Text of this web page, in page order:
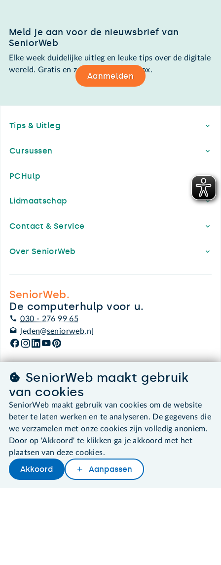
Later lezenDelenWoordenboek
Meld je aan voor de nieuwsbrief van
SeniorWeb
Elke week duidelijke uitleg en leuke tips over de digitale
wereld. Gratis en zomaar in de mailbox.
Aanmelden
Tips & Uitleg
Cursussen
PCHulp
Lidmaatschap
Contact & Service
Over SeniorWeb
SeniorWeb.
De computerhulp voor u.
030 - 276 99 65
leden@seniorweb.nl
©2026 SeniorWeb
Algemene voorwaarden
Cookies en cookie-instellingen
Disclaimer
Privacybeleid
About SeniorWeb
SeniorWeb maakt gebruik
van cookies
SeniorWeb maakt gebruik van cookies om de website
beter te laten werken en te analyseren. De gegevens die
we verzamelen met onze cookies zijn volledig anoniem.
Door op 'Akkoord' te klikken ga je akkoord met het
plaatsen van deze cookies.
Akkoord Aanpassen